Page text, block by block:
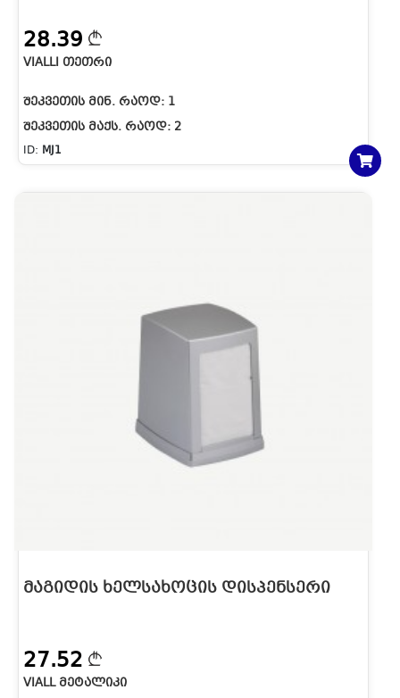
28.39
VIALLI ᲗᲔᲗᲠᲘ
ᲨᲔᲙᲕᲔᲗᲘᲡ ᲛᲘᲜ. ᲠᲐᲝᲓ: 1
ᲨᲔᲙᲕᲔᲗᲘᲡ ᲛᲐᲥᲡ. ᲠᲐᲝᲓ: 2
ID: MJ1
ᲛᲐᲒᲘᲓᲘᲡ ᲮᲔᲚᲡᲐᲮᲝᲪᲘᲡ ᲓᲘᲡᲞᲔᲜᲡᲔᲠᲘ
27.52
VIALL ᲛᲔᲢᲐᲚᲘᲙᲘ